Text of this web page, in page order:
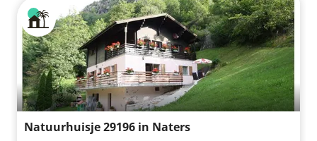
Visualizza sulla mappa
Hai notato qualcosa su questo itinerario? Aggiungere
un problema
Natuurhuisje 29196 in Naters